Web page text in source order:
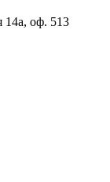
14а, оф. 513